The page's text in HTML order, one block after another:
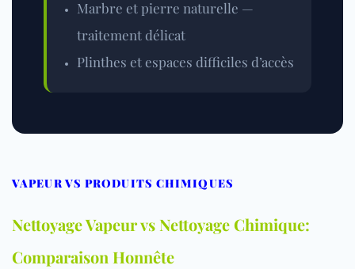
Marbre et pierre naturelle —
traitement délicat
Plinthes et espaces difficiles d’accès
VAPEUR VS PRODUITS CHIMIQUES
Nettoyage Vapeur vs Nettoyage Chimique:
Comparaison Honnête